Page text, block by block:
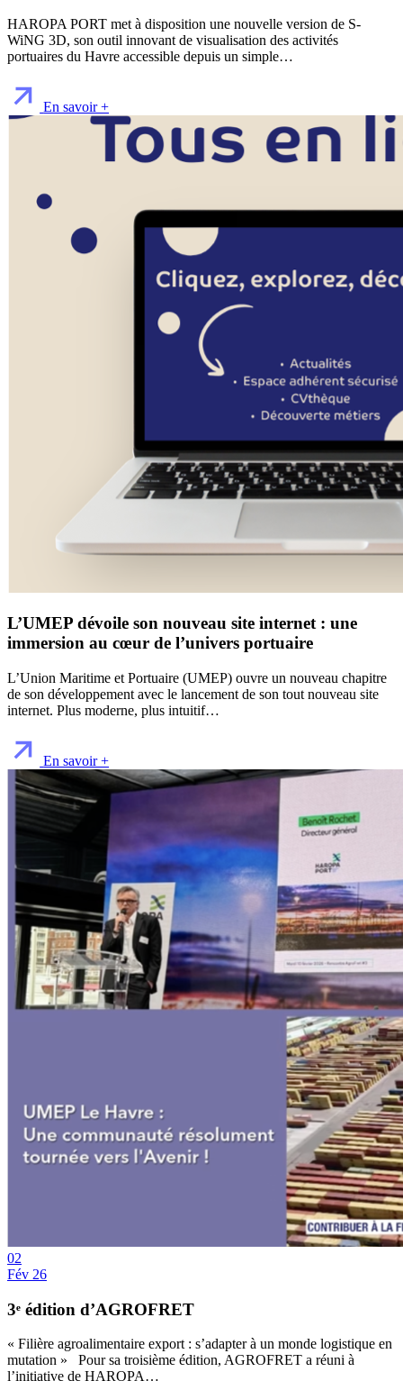
HAROPA PORT met à disposition une nouvelle version de S-
WiNG 3D, son outil innovant de visualisation des activités
portuaires du Havre accessible depuis un simple…
En savoir +
L’UMEP dévoile son nouveau site internet : une
immersion au cœur de l’univers portuaire
L’Union Maritime et Portuaire (UMEP) ouvre un nouveau chapitre
de son développement avec le lancement de son tout nouveau site
internet. Plus moderne, plus intuitif…
En savoir +
02
Fév 26
3ᵉ édition d’AGROFRET
« Filière agroalimentaire export : s’adapter à un monde logistique en
mutation » Pour sa troisième édition, AGROFRET a réuni à
l’initiative de HAROPA…